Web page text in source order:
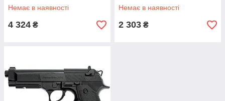
Немає в наявності
4 324 ₴
Немає в наявності
2 303 ₴